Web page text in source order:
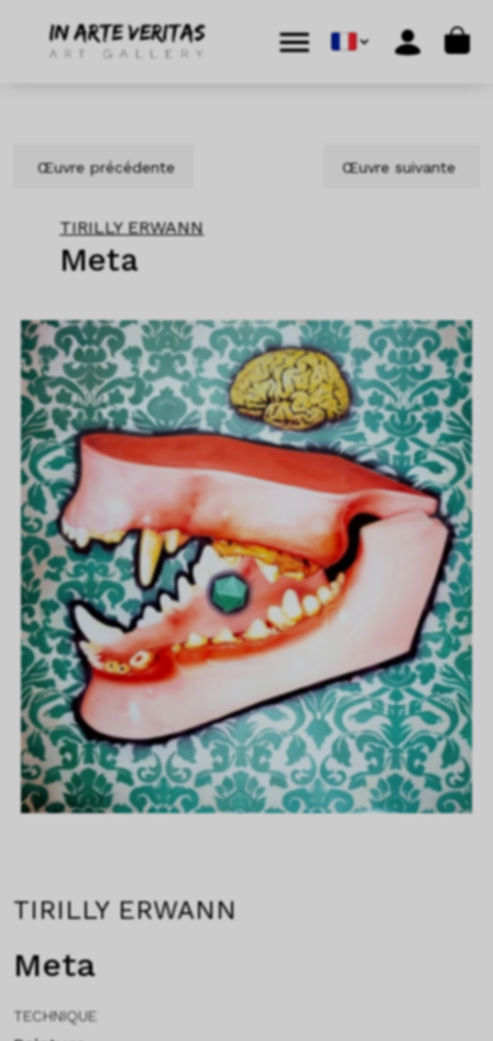
Cart
Œuvre précédente Œuvre suivante
TIRILLY ERWANN
Meta
TIRILLY ERWANN
Meta
TECHNIQUE